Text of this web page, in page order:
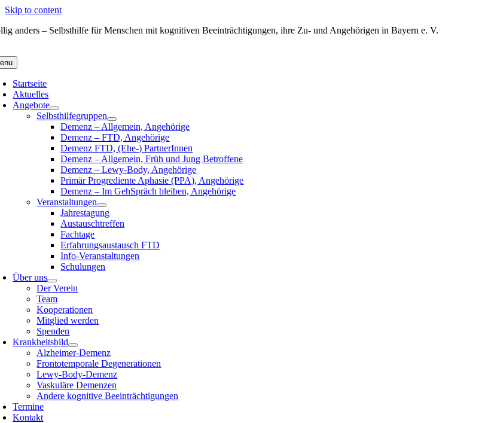
Skip to content
anders – Selbsthilfe für Menschen mit kognitiven Beeinträchtigungen, ihre Zu- und Angehörigen in Bayern e. V.
Startseite
Aktuelles
Angebote
Selbsthilfegruppen
Demenz – Allgemein, Angehörige
Demenz – FTD, Angehörige
Demenz FTD, (Ehe-) PartnerInnen
Demenz – Allgemein, Früh und Jung Betroffene
Demenz – Lewy-Body, Angehörige
Primär Progrediente Aphasie (PPA), Angehörige
Demenz – Im GehSpräch bleiben, Angehörige
Veranstaltungen
Jahrestagung
Austauschtreffen
Fachtage
Erfahrungsaustausch FTD
Info-Veranstaltungen
Schulungen
Über uns
Der Verein
Team
Kooperationen
Mitglied werden
Spenden
Krankheitsbild
Alzheimer-Demenz
Frontotemporale Degenerationen
Lewy-Body-Demenz
Vaskuläre Demenzen
Andere kognitive Beeinträchtigungen
Termine
Kontakt